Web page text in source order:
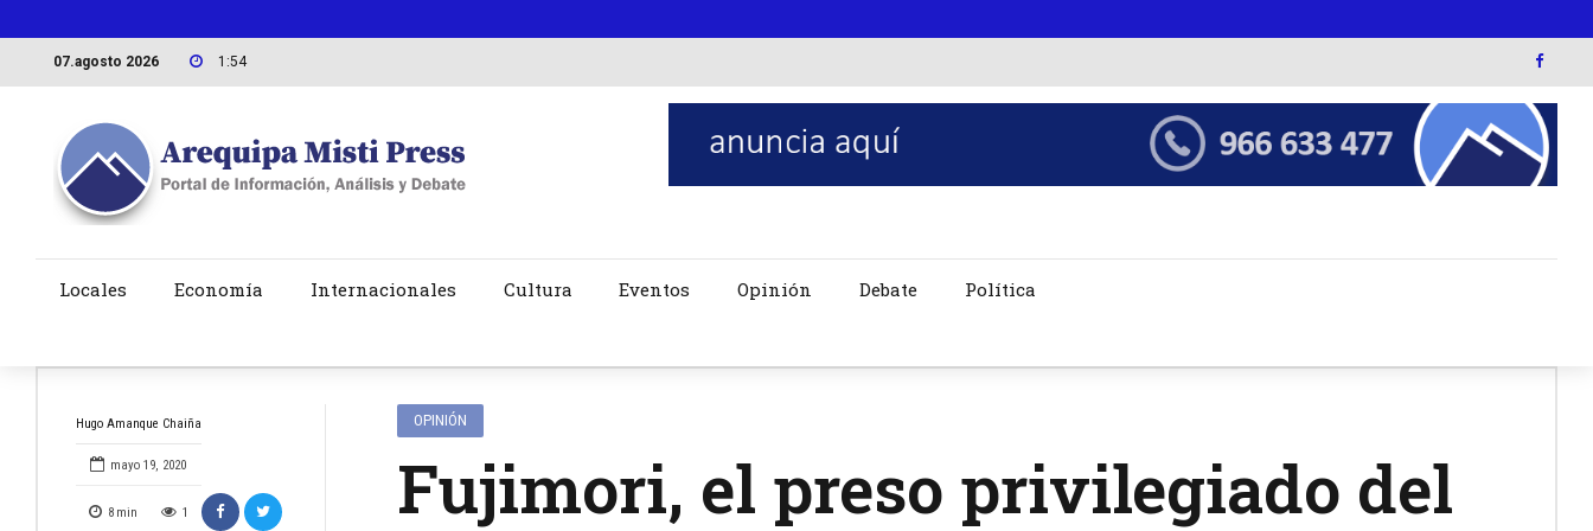
07.agosto 2026 1:54
Locales Economía Internacionales Cultura Eventos Opinión Debate Política
Hugo Amanque Chaiña
mayo 19, 2020
8 min 1
OPINIÓN
Fujimori, el preso privilegiado del